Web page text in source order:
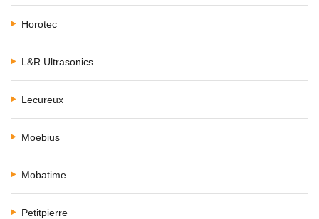
Horotec
L&R Ultrasonics
Lecureux
Moebius
Mobatime
Petitpierre